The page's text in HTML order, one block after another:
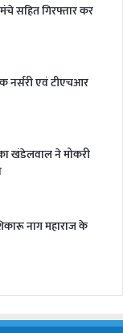
सहित गिरफ्तार कर
नर्सरी एवं टीएचआर
खंडेलवाल ने मोकरी
नाग महाराज के